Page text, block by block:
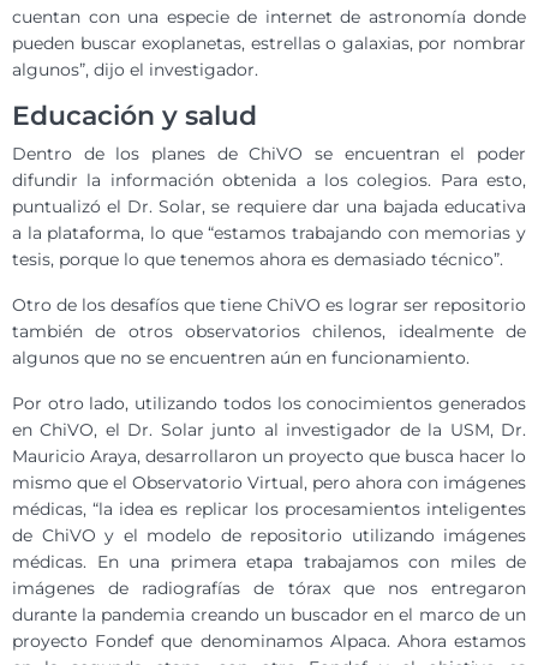
cuentan con una especie de internet de astronomía donde
pueden buscar exoplanetas, estrellas o galaxias, por nombrar
algunos”, dijo el investigador.
Educación y salud
Dentro de los planes de ChiVO se encuentran el poder
difundir la información obtenida a los colegios. Para esto,
puntualizó el Dr. Solar, se requiere dar una bajada educativa
a la plataforma, lo que “estamos trabajando con memorias y
tesis, porque lo que tenemos ahora es demasiado técnico”.
Otro de los desafíos que tiene ChiVO es lograr ser repositorio
también de otros observatorios chilenos, idealmente de
algunos que no se encuentren aún en funcionamiento.
Por otro lado, utilizando todos los conocimientos generados
en ChiVO, el Dr. Solar junto al investigador de la USM, Dr.
Mauricio Araya, desarrollaron un proyecto que busca hacer lo
mismo que el Observatorio Virtual, pero ahora con imágenes
médicas, “la idea es replicar los procesamientos inteligentes
de ChiVO y el modelo de repositorio utilizando imágenes
médicas. En una primera etapa trabajamos con miles de
imágenes de radiografías de tórax que nos entregaron
durante la pandemia creando un buscador en el marco de un
proyecto Fondef que denominamos Alpaca. Ahora estamos